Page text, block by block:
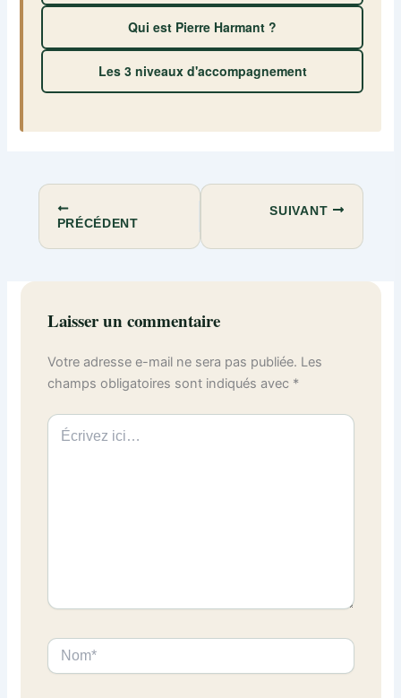
Qui est Pierre Harmant ?
Les 3 niveaux d'accompagnement
PRÉCÉDENT
SUIVANT
Laisser un commentaire
Votre adresse e-mail ne sera pas publiée. Les
champs obligatoires sont indiqués avec *
Écrivez
ici…
Nom*